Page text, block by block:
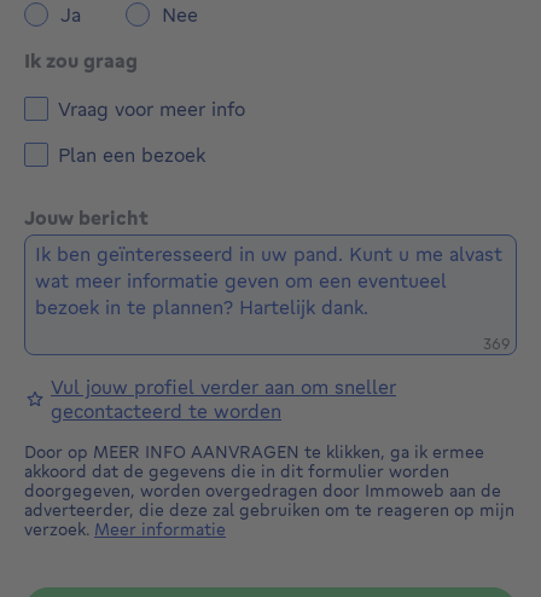
Ja
Nee
Ik zou graag
Vraag voor meer info
Plan een bezoek
Jouw bericht
369
Vul jouw profiel verder aan om sneller
gecontacteerd te worden
Door op MEER INFO AANVRAGEN te klikken, ga ik ermee
akkoord dat de gegevens die in dit formulier worden
doorgegeven, worden overgedragen door Immoweb aan de
adverteerder, die deze zal gebruiken om te reageren op mijn
verzoek. Meer informatie